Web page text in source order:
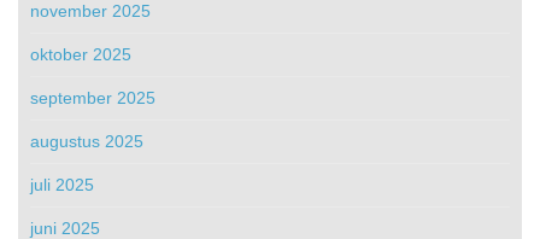
november 2025
oktober 2025
september 2025
augustus 2025
juli 2025
juni 2025